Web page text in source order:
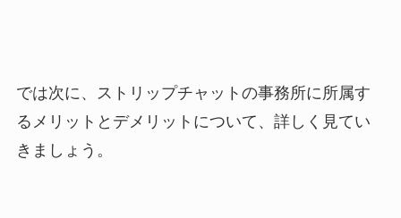
では次に、ストリップチャットの事務所に所属す
るメリットとデメリットについて、詳しく見てい
きましょう。